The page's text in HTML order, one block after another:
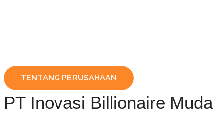
TENTANG PERUSAHAAN
PT Inovasi Billionaire Muda